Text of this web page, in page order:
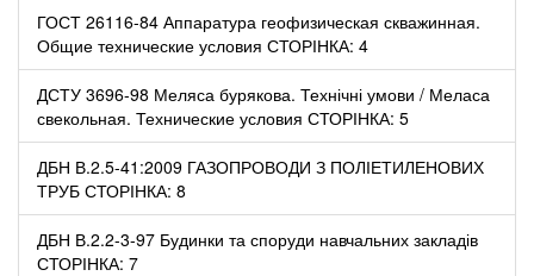
ГОСТ 26116-84 Аппаратура геофизическая скважинная.
Общие технические условия СТОРІНКА: 4
ДСТУ 3696-98 Меляса бурякова. Технічні умови / Меласа
свекольная. Технические условия СТОРІНКА: 5
ДБН В.2.5-41:2009 ГАЗОПРОВОДИ З ПОЛІЕТИЛЕНОВИХ
ТРУБ СТОРІНКА: 8
ДБН В.2.2-3-97 Будинки та споруди навчальних закладів
СТОРІНКА: 7